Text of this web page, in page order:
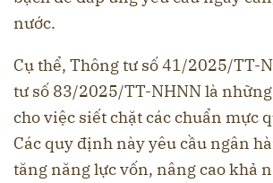
nước.
Cụ thể, Thông tư số 41/2025/TT-
tư số 83/2025/TT-NHNN là
cho việc siết chặt các chuẩn mực
Các quy định này yêu cầu ngân
tăng năng lực vốn, nâng cao khả